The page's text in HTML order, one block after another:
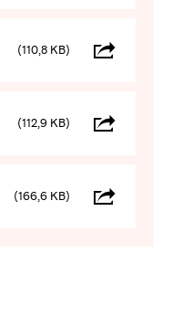
(110,8 KB)
(112,9 KB)
(166,6 KB)